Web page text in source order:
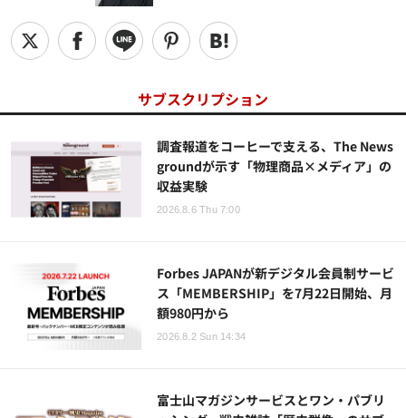
サブスクリプション
調査報道をコーヒーで支える、The News
groundが示す「物理商品×メディア」の
収益実験
2026.8.6 Thu 7:00
Forbes JAPANが新デジタル会員制サービ
ス「MEMBERSHIP」を7月22日開始、月
額980円から
2026.8.2 Sun 14:34
富士山マガジンサービスとワン・パブリ